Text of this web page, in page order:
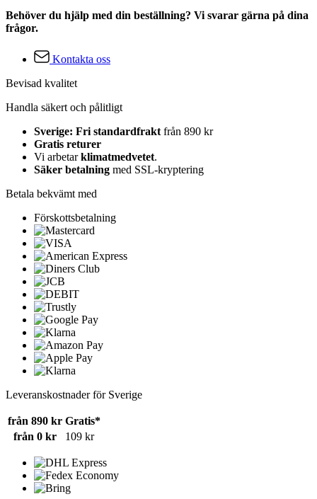
Behöver du hjälp med din beställning? Vi svarar gärna på dina
frågor.
Kontakta oss
Bevisad kvalitet
Handla säkert och pålitligt
Sverige: Fri standardfrakt från 890 kr
Gratis returer
Vi arbetarklimatmedvetet.
Säker betalning med SSL-kryptering
Betala bekvämt med
Förskottsbetalning
Leveranskostnader för Sverige
från 890 kr Gratis*
från 0 kr
109 kr